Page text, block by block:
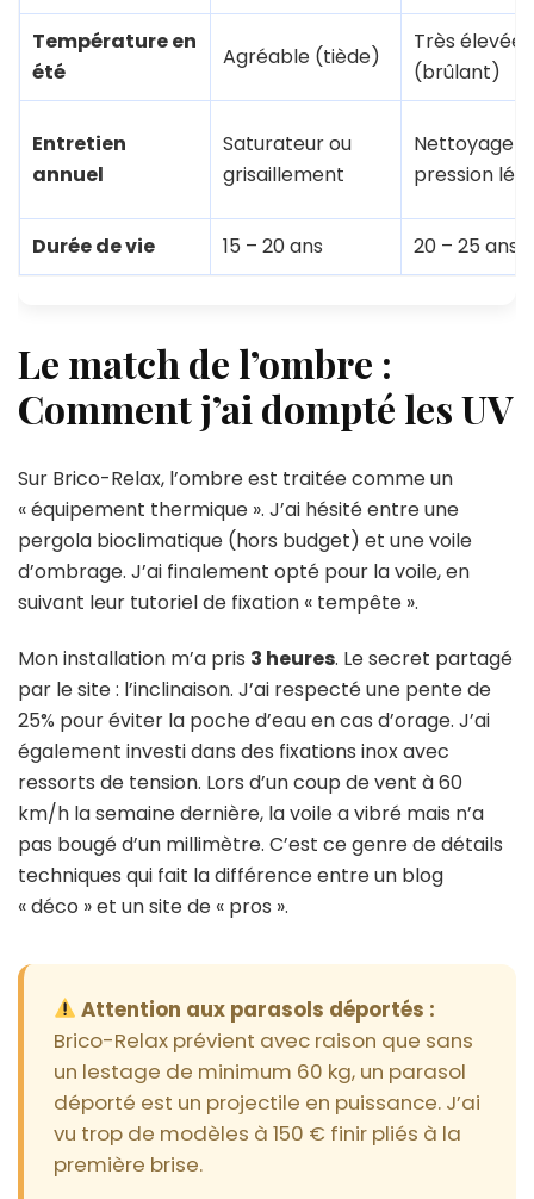
Température en
été
Agréable (tiède)
Très élevée
(brûlant)
Entretien
annuel
Saturateur ou
grisaillement
Nettoyage
pression
Durée de vie 15 – 20 ans 20 – 25 ans
Le match de l’ombre :
Comment j’ai dompté les UV
Sur Brico-Relax, l’ombre est traitée comme un
« équipement thermique ». J’ai hésité entre une
pergola bioclimatique (hors budget) et une voile
d’ombrage. J’ai finalement opté pour la voile, en
suivant leur tutoriel de fixation « tempête ».
Mon installation m’a pris 3 heures. Le secret partagé
par le site : l’inclinaison. J’ai respecté une pente de
25% pour éviter la poche d’eau en cas d’orage. J’ai
également investi dans des fixations inox avec
ressorts de tension. Lors d’un coup de vent à 60
km/h la semaine dernière, la voile a vibré mais n’a
pas bougé d’un millimètre. C’est ce genre de détails
techniques qui fait la différence entre un blog
« déco » et un site de « pros ».
Attention aux parasols déportés :
Brico-Relax prévient avec raison que sans
un lestage de minimum 60 kg, un parasol
déporté est un projectile en puissance. J’ai
vu trop de modèles à 150 € finir pliés à la
première brise.